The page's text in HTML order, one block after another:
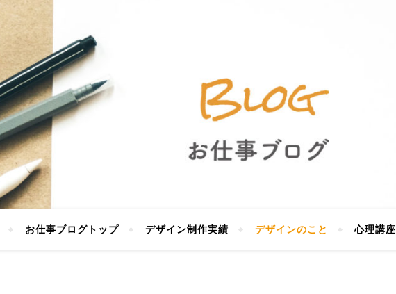
お仕事ブログトップ デザイン制作実績 デザインのこと 心理講座